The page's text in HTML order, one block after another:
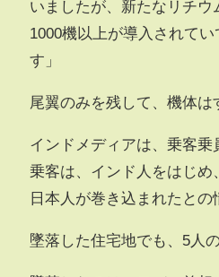
いましたが、新たなリチウ
1000機以上が導入されて
す」
尾翼のみを残して、機体は
インドメディアは、乗客乗
乗客は、インド人をはじめ
日本人が巻き込まれたとの
墜落した住宅地でも、5人